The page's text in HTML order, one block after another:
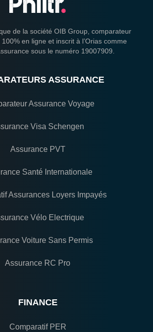
de la société OIB Group, comparateur
en ligne et inscrit à l’Orias comme
sous le numéro 19007909.
ASSURANCE
Assurance Voyage
Visa Schengen
Assurance PVT
Santé Internationale
Assurances Loyers Impayés
Vélo Electrique
Voiture Sans Permis
Assurance RC Pro
FINANCE
Comparatif PER